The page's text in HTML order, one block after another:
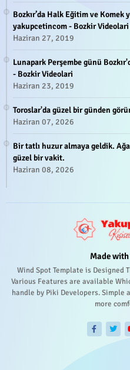
Bozkır’da Halk Eğitim ve
yakupcetincom - Bozkir Videolari
Haziran 27, 2019
Lunapark Perşembe günü
- Bozkir Videolari
Haziran 23, 2019
Toroslar'da güzel bir günden
Haziran 07, 2026
Bir tatlı huzur almaya geldik.
güzel bir vakit.
Haziran 08, 2026
Made
Wind Spot Template is Designed
Various Features are available
handle by Piki Developers.
more